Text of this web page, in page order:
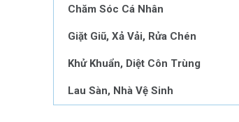
Chăm Sóc Cá Nhân
Giặt Giũ, Xả Vải, Rửa Chén
Khử Khuẩn, Diệt Côn Trùng
Lau Sàn, Nhà Vệ Sinh